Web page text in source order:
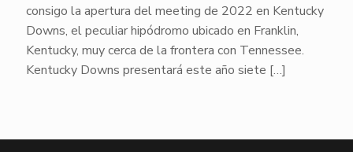
consigo la apertura del meeting de 2022 en Kentucky
Downs, el peculiar hipódromo ubicado en Franklin,
Kentucky, muy cerca de la frontera con Tennessee.
Kentucky Downs presentará este año siete […]